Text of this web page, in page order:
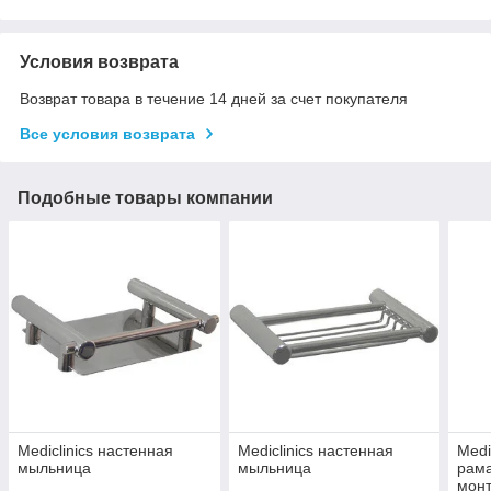
Условия возврата
Возврат товара в течение 14 дней за счет покупателя
Все условия возврата
Подобные товары компании
Mediclinics настенная
мыльница
Mediclinics настенная
мыльница